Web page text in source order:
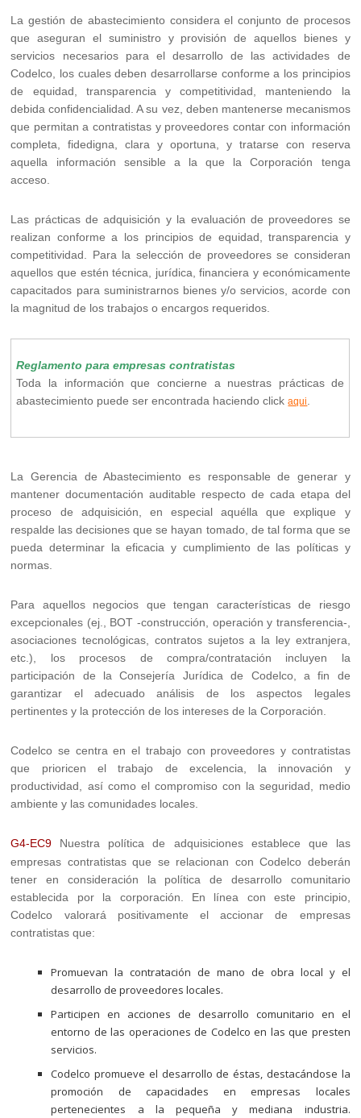
La gestión de abastecimiento considera el conjunto de procesos
que aseguran el suministro y provisión de aquellos bienes y
servicios necesarios para el desarrollo de las actividades de
Codelco, los cuales deben desarrollarse conforme a los principios
de equidad, transparencia y competitividad, manteniendo la
debida confidencialidad. A su vez, deben mantenerse mecanismos
que permitan a contratistas y proveedores contar con información
completa, fidedigna, clara y oportuna, y tratarse con reserva
aquella información sensible a la que la Corporación tenga
acceso.
Las prácticas de adquisición y la evaluación de proveedores se
realizan conforme a los principios de equidad, transparencia y
competitividad. Para la selección de proveedores se consideran
aquellos que estén técnica, jurídica, financiera y económicamente
capacitados para suministrarnos bienes y/o servicios, acorde con
la magnitud de los trabajos o encargos requeridos.
Reglamento para empresas contratistas
Toda la información que concierne a nuestras prácticas de
abastecimiento puede ser encontrada haciendo clickaqui
La Gerencia de Abastecimiento es responsable de generar y
mantener documentación auditable respecto de cada etapa del
proceso de adquisición, en especial aquélla que explique y
respalde las decisiones que se hayan tomado, de tal forma que se
pueda determinar la eficacia y cumplimiento de las políticas y
normas.
Para aquellos negocios que tengan características de riesgo
excepcionales (ej., BOT -construcción, operación y transferencia-,
asociaciones tecnológicas, contratos sujetos a la ley extranjera,
etc.), los procesos de compra/contratación incluyen la
participación de la Consejería Jurídica de Codelco, a fin de
garantizar el adecuado análisis de los aspectos legales
pertinentes y la protección de los intereses de la Corporación.
Codelco se centra en el trabajo con proveedores y contratistas
que prioricen el trabajo de excelencia, la innovación y
productividad, así como el compromiso con la seguridad, medio
ambiente y las comunidades locales.
G4-EC9 Nuestra política de adquisiciones establece que las
empresas contratistas que se relacionan con Codelco deberán
tener en consideración la política de desarrollo comunitario
establecida por la corporación. En línea con este principio,
Codelco valorará positivamente el accionar de empresas
contratistas que:
Promuevan la contratación de mano de obra local y el
desarrollo de proveedores locales.
Participen en acciones de desarrollo comunitario en el
entorno de las operaciones de Codelco en las que presten
servicios.
Codelco promueve el desarrollo de éstas, destacándose la
promoción de capacidades en empresas locales
pertenecientes a la pequeña y mediana industria.